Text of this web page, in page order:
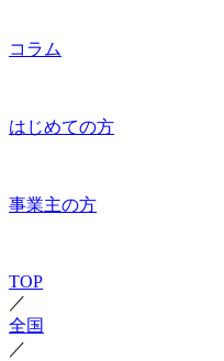
コラム
はじめての方
事業主の方
TOP
／
全国
／